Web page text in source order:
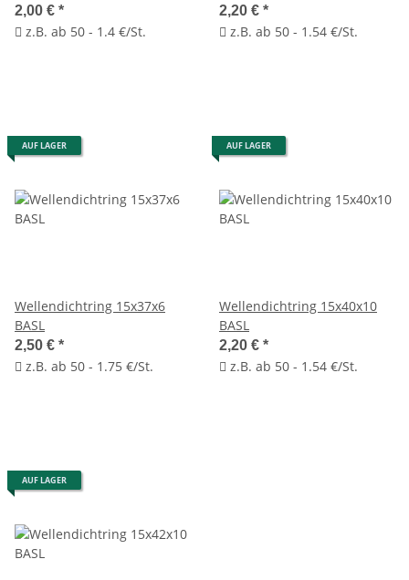
2,00 € *
z.B. ab 50 - 1.4 €/St.
2,20 € *
z.B. ab 50 - 1.54 €/St.
AUF LAGER
Wellendichtring 15x37x6
BASL
2,50 € *
z.B. ab 50 - 1.75 €/St.
AUF LAGER
Wellendichtring 15x40x10
BASL
2,20 € *
z.B. ab 50 - 1.54 €/St.
AUF LAGER